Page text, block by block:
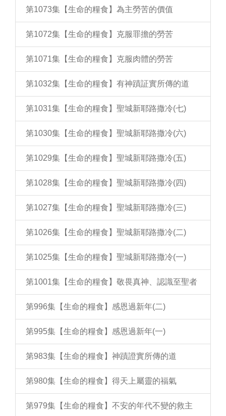
第1073集【生命的糧食】為主勞苦的價值
第1072集【生命的糧食】克服罪擔的勞苦
第1071集【生命的糧食】克服肉體的勞苦
第1032集【生命的糧食】有神蹟証實所傳的道
第1031集【生命的糧食】聖城新耶路撒冷(七)
第1030集【生命的糧食】聖城新耶路撒冷(六)
第1029集【生命的糧食】聖城新耶路撒冷(五)
第1028集【生命的糧食】聖城新耶路撒冷(四)
第1027集【生命的糧食】聖城新耶路撒冷(三)
第1026集【生命的糧食】聖城新耶路撒冷(二)
第1025集【生命的糧食】聖城新耶路撒冷(一)
第1001集【生命的糧食】敬畏真神、認識至聖者
第996集【生命的糧食】感恩過新年(二)
第995集【生命的糧食】感恩過新年(一)
第983集【生命的糧食】神蹟證實所傳的道
第980集【生命的糧食】得天上屬靈的福氣
第979集【生命的糧食】不安的年代不變的救主